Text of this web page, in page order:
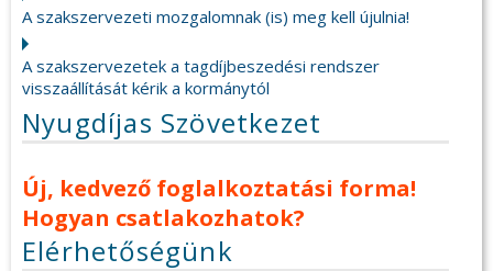
A szakszervezeti mozgalomnak (is) meg kell újulnia!
A szakszervezetek a tagdíjbeszedési rendszer
visszaállítását kérik a kormánytól
Nyugdíjas Szövetkezet
Új, kedvező foglalkoztatási forma!
Hogyan csatlakozhatok?
Elérhetőségünk